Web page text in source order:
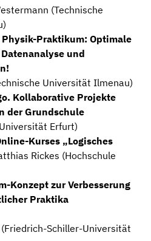
(Technische
Praktikum: Optimale
und
Universität Ilmenau)
Kollaborative Projekte
der Grundschule
Erfurt)
Kurses „Logisches
Rickes (Hochschule
Konzept zur Verbesserung
Praktika
Schiller-Universität